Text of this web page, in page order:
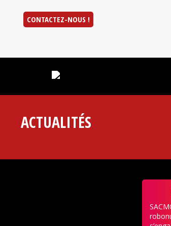
CONTACTEZ-NOUS !
ACTUALITÉS